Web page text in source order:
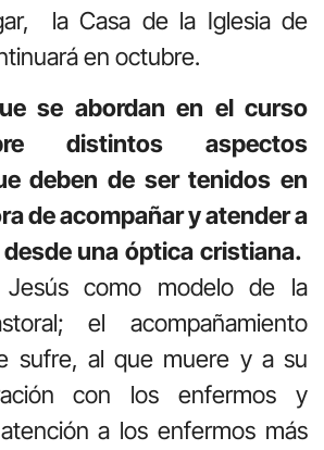
la Casa de la Iglesia de
en octubre.
se abordan en el curso
distintos aspectos
deben de ser tenidos en
de acompañar y atender a
una óptica cristiana.
como modelo de la
el acompañamiento
sufre, al que muere y a su
con los enfermos y
a los enfermos más